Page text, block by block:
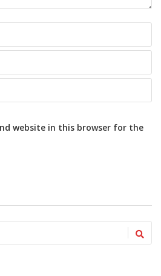
website in this browser for the